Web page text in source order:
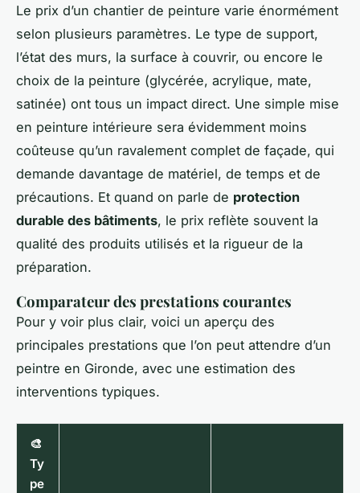
Le prix d’un chantier de peinture varie énormément
selon plusieurs paramètres. Le type de support,
l’état des murs, la surface à couvrir, ou encore le
choix de la peinture (glycérée, acrylique, mate,
satinée) ont tous un impact direct. Une simple mise
en peinture intérieure sera évidemment moins
coûteuse qu’un ravalement complet de façade, qui
demande davantage de matériel, de temps et de
précautions. Et quand on parle de protection
durable des bâtiments, le prix reflète souvent la
qualité des produits utilisés et la rigueur de la
préparation.
Comparateur des prestations courantes
Pour y voir plus clair, voici un aperçu des
principales prestations que l’on peut attendre d’un
peintre en Gironde, avec une estimation des
interventions typiques.
🎨
Ty
pe